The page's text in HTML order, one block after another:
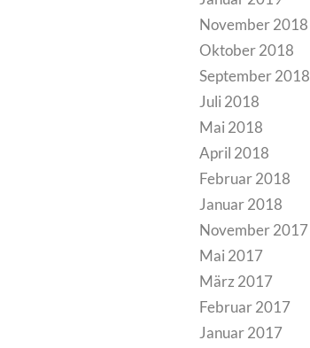
November 2018
Oktober 2018
September 2018
Juli 2018
Mai 2018
April 2018
Februar 2018
Januar 2018
November 2017
Mai 2017
März 2017
Februar 2017
Januar 2017